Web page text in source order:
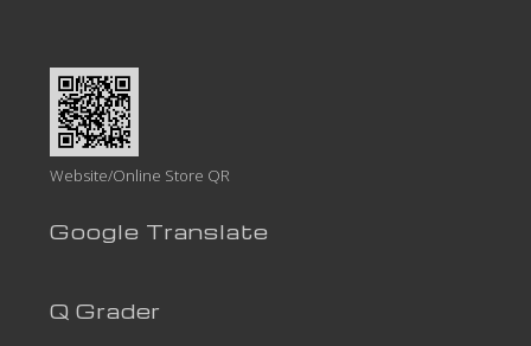
Website/Online Store QR
Google Translate
Q Grader